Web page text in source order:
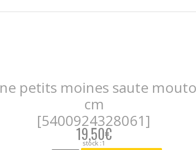
petits moines saute
cm
[5400924328061]
19,50€
stock :1